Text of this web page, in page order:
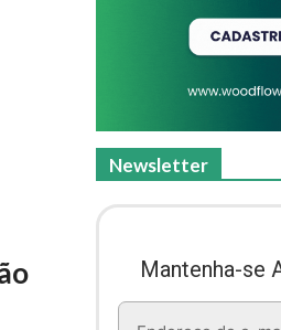
Newsletter
Mantenha-se